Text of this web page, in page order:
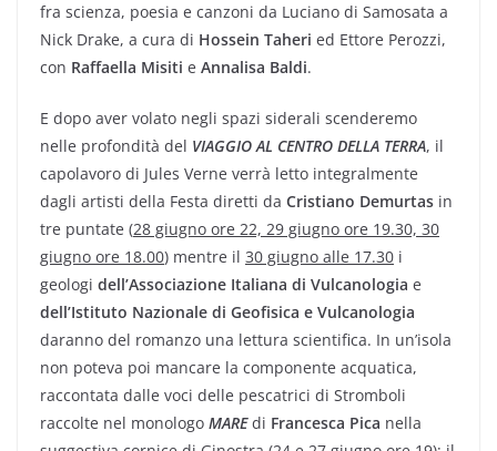
fra scienza, poesia e canzoni da Luciano di Samosata a
Nick Drake, a cura di Hossein Taheri ed Ettore Perozzi,
con Raffaella Misiti e Annalisa Baldi.
E dopo aver volato negli spazi siderali scenderemo
nelle profondità del VIAGGIO AL CENTRO DELLA TERRA, il
capolavoro di Jules Verne verrà letto integralmente
dagli artisti della Festa diretti da Cristiano Demurtas in
tre puntate (28 giugno ore 22, 29 giugno ore 19.30, 30
giugno ore 18.00) mentre il 30 giugno alle 17.30 i
geologi dell’Associazione Italiana di Vulcanologia e
dell’Istituto Nazionale di Geofisica e Vulcanologia
daranno del romanzo una lettura scientifica. In un’isola
non poteva poi mancare la componente acquatica,
raccontata dalle voci delle pescatrici di Stromboli
raccolte nel monologo MAREdi Francesca Pica nella